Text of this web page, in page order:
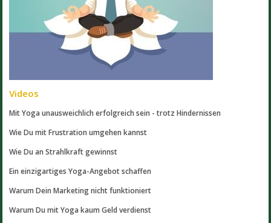
Videos
Mit Yoga unausweichlich erfolgreich sein - trotz Hindernissen
Wie Du mit Frustration umgehen kannst
Wie Du an Strahlkraft gewinnst
Ein einzigartiges Yoga-Angebot schaffen
Warum Dein Marketing nicht funktioniert
Warum Du mit Yoga kaum Geld verdienst